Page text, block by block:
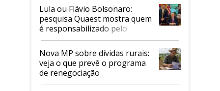
Lula ou Flávio Bolsonaro:
pesquisa Quaest mostra quem
é responsabilizado pelo
tarifaço dos EUA
Nova MP sobre dívidas rurais:
veja o que prevê o programa
de renegociação